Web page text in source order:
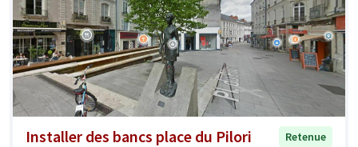
Installer des bancs place du Pilori
Retenue